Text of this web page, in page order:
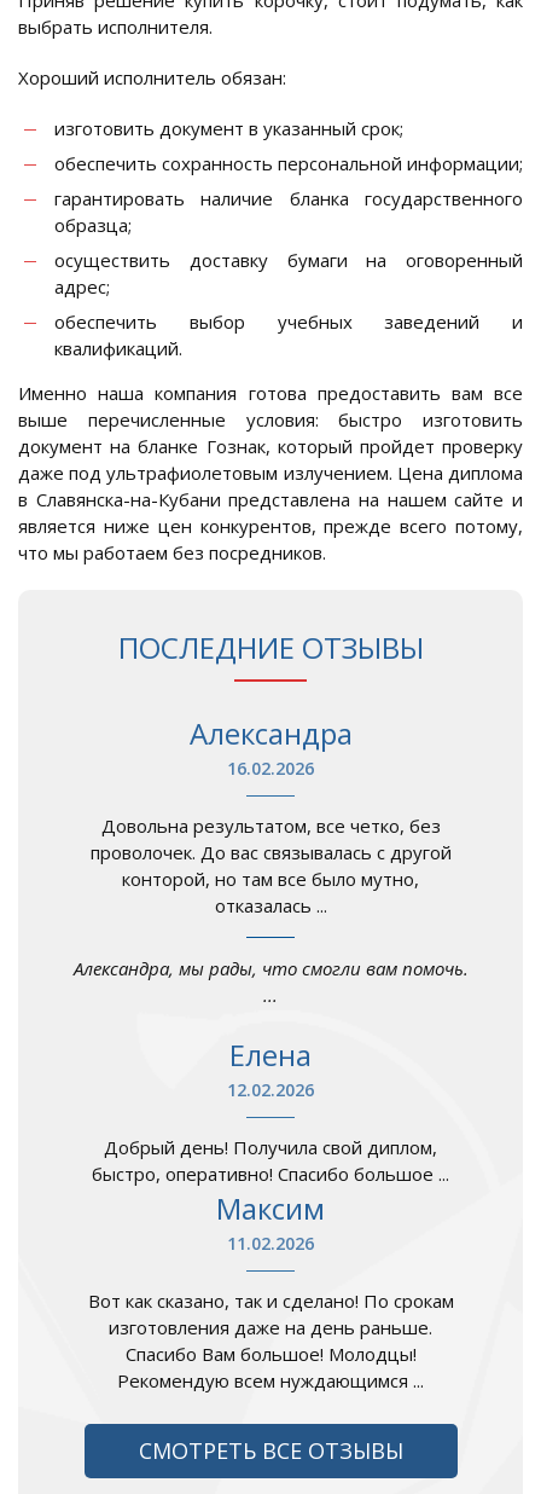
выбрать исполнителя.
Хороший исполнитель обязан:
изготовить документ в указанный срок;
обеспечить сохранность персональной информации;
гарантировать наличие бланка государственного
образца;
осуществить доставку бумаги на оговоренный
адрес;
обеспечить выбор учебных заведений и
квалификаций.
Именно наша компания готова предоставить вам все
выше перечисленные условия: быстро изготовить
документ на бланке Гознак, который пройдет проверку
даже под ультрафиолетовым излучением. Цена диплома
в Славянска-на-Кубани представлена на нашем сайте и
является ниже цен конкурентов, прежде всего потому,
что мы работаем без посредников.
ПОСЛЕДНИЕ ОТЗЫВЫ
Александра
16.02.2026
Довольна результатом, все четко, без
проволочек. До вас связывалась с другой
конторой, но там все было мутно,
отказалась ...
Александра, мы рады, что смогли вам помочь.
...
Елена
12.02.2026
Добрый день! Получила свой диплом,
быстро, оперативно! Спасибо большое ...
Максим
11.02.2026
Вот как сказано, так и сделано! По срокам
изготовления даже на день раньше.
Спасибо Вам большое! Молодцы!
Рекомендую всем нуждающимся ...
СМОТРЕТЬ ВСЕ ОТЗЫВЫ